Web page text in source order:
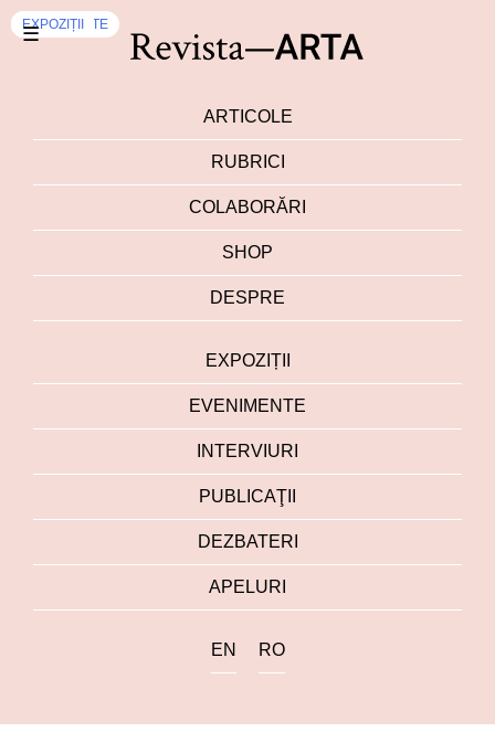
☰
ARTICOLE
RUBRICI
COLABORĂRI
SHOP
DESPRE
EXPOZIȚII
EVENIMENTE
INTERVIURI
PUBLICAŢII
DEZBATERI
APELURI
EN RO
EXPOZIȚII
EXPOZIȚII
EXPOZIȚII
EXPOZIȚII
EXPOZIȚII
EXPOZIȚII
EXPOZIȚII
EVENIMENTE
EXPOZIȚII